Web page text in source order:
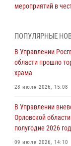
мероприятий в
Начальник
Росгвардии принял
дня освобождения
05 августа 2026, 13:16
результатах
05 августа 2026,
За месяц
ПОПУЛЯРНЫЕ
В Управлении
области прошло
храма
28 июля 2026, 15:08
В Управлении
Орловской
полугодие 2026
09 июля 2026, 14:10